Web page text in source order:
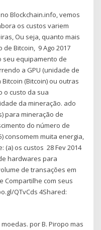
Blockchain.info, vemos
os custos variem
Ou seja, quanto mais
Bitcoin, 9 Ago 2017
seu equipamento de
a GPU (unidade de
(Bitcoin) ou outras
o custo da sua
da mineração. ado
para mineração de
do número de
consomem muita energia,
(a) os custos 28 Fev 2014
de hardwares para
de transações em
Compartilhe com seus
QTvCds 4Shared:
por B. Piropo mas